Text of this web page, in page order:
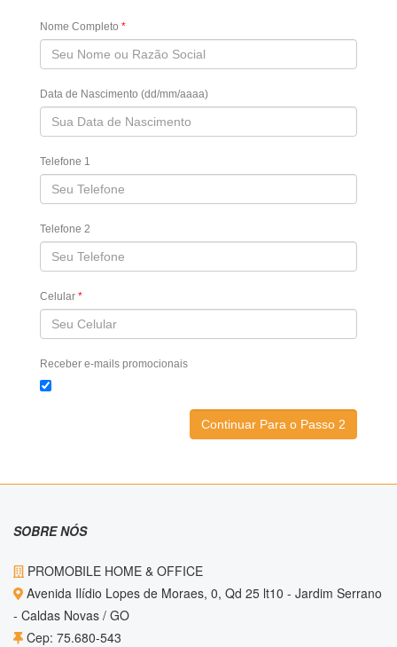
Nome Completo *
Data de Nascimento (dd/mm/aaaa)
Telefone 1
Telefone 2
Celular *
Receber e-mails promocionais
SOBRE NÓS
PROMOBILE HOME & OFFICE
Avenida Ilídio Lopes de Moraes, 0, Qd 25 lt10 - Jardim Serrano
- Caldas Novas / GO
Cep: 75.680-543